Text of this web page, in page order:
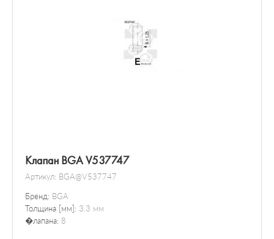
Клапан BGA V537747
Артикул: BGA@V537747
Бренд: BGA
Толщина [мм]: 3.3 мм
�лапана: 8